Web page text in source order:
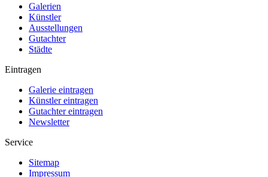
Galerien
Künstler
Ausstellungen
Gutachter
Städte
Eintragen
Galerie eintragen
Künstler eintragen
Gutachter eintragen
Newsletter
Service
Sitemap
Impressum